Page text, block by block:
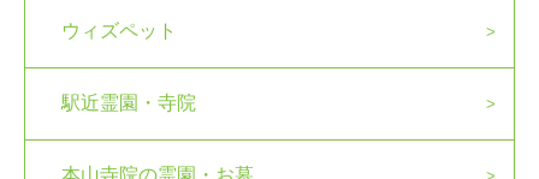
ウィズペット
駅近霊園・寺院
本山寺院の霊園・お墓